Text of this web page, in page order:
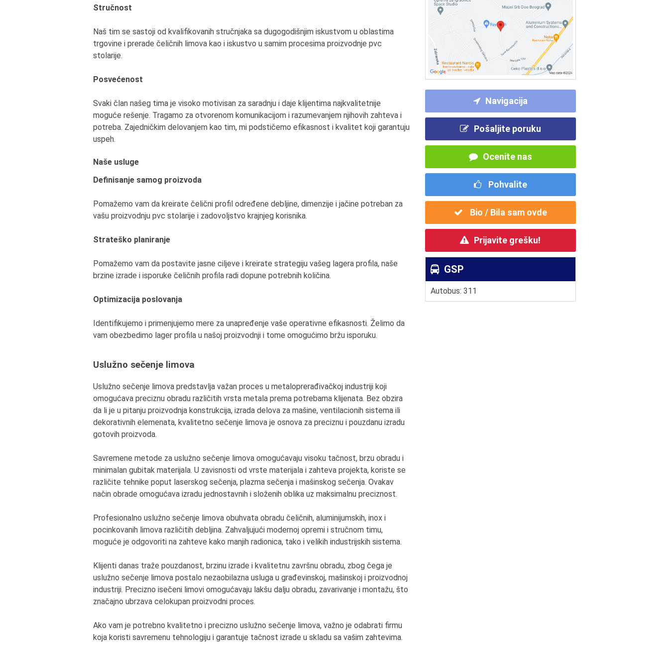
Navigacija
Pošaljite poruku
Ocenite nas
Pohvalite
Bio / Bila sam ovde
Prijavite grešku!
GSP
Autobus: 311
Stručnost
Naš tim se sastoji od kvalifikovanih stručnjaka sa dugogodišnjim iskustvom u oblastima
trgovine i prerade čeličnih limova kao i iskustvo u samim procesima proizvodnje pvc
stolarije.
Posvećenost
Svaki član našeg tima je visoko motivisan za saradnju i daje klijentima najkvalitetnije
moguće rešenje. Tragamo za otvorenom komunikacijom i razumevanjem njihovih zahteva i
potreba. Zajedničkim delovanjem kao tim, mi podstičemo efikasnost i kvalitet koji garantuju
uspeh.
Naše usluge
Definisanje samog proizvoda
Pomažemo vam da kreirate čelični profil određene debljine, dimenzije i jačine potreban za
vašu proizvodnju pvc stolarije i zadovoljstvo krajnjeg korisnika.
Strateško planiranje
Pomažemo vam da postavite jasne ciljeve i kreirate strategiju vašeg lagera profila, naše
brzine izrade i isporuke čeličnih profila radi dopune potrebnih količina.
Optimizacija poslovanja
Identifikujemo i primenjujemo mere za unapređenje vaše operativne efikasnosti. Želimo da
vam obezbedimo lager profila u našoj proizvodnji i tome omogućimo bržu isporuku.
Uslužno sečenje limova
Uslužno sečenje limova predstavlja važan proces u metaloprerađivačkoj industriji koji
omogućava preciznu obradu različitih vrsta metala prema potrebama klijenata. Bez obzira
da li je u pitanju proizvodnja konstrukcija, izrada delova za mašine, ventilacionih sistema ili
dekorativnih elemenata, kvalitetno sečenje limova je osnova za preciznu i pouzdanu izradu
gotovih proizvoda.
Savremene metode za uslužno sečenje limova omogućavaju visoku tačnost, brzu obradu i
minimalan gubitak materijala. U zavisnosti od vrste materijala i zahteva projekta, koriste se
različite tehnike poput laserskog sečenja, plazma sečenja i mašinskog sečenja. Ovakav
način obrade omogućava izradu jednostavnih i složenih oblika uz maksimalnu preciznost.
Profesionalno uslužno sečenje limova obuhvata obradu čeličnih, aluminijumskih, inox i
pocinkovanih limova različitih debljina. Zahvaljujući modernoj opremi i stručnom timu,
moguće je odgovoriti na zahteve kako manjih radionica, tako i velikih industrijskih sistema.
Klijenti danas traže pouzdanost, brzinu izrade i kvalitetnu završnu obradu, zbog čega je
uslužno sečenje limova postalo nezaobilazna usluga u građevinskoj, mašinskoj i proizvodnoj
industriji. Precizno isečeni limovi omogućavaju lakšu dalju obradu, zavarivanje i montažu, što
značajno ubrzava celokupan proizvodni proces.
Ako vam je potrebno kvalitetno i precizno uslužno sečenje limova, važno je odabrati firmu
koja koristi savremenu tehnologiju i garantuje tačnost izrade u skladu sa vašim zahtevima.